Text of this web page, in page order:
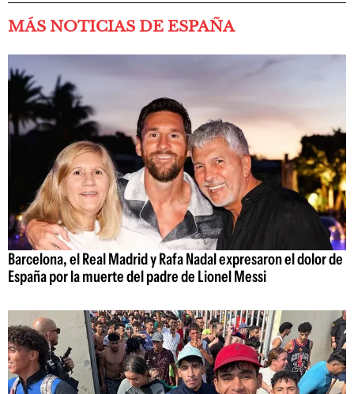
MÁS NOTICIAS DE ESPAÑA
Barcelona, el Real Madrid y Rafa Nadal expresaron el dolor de
España por la muerte del padre de Lionel Messi